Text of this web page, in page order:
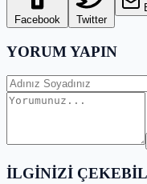
Facebook Twitter
YORUM YAPIN
İLGİNİZİ